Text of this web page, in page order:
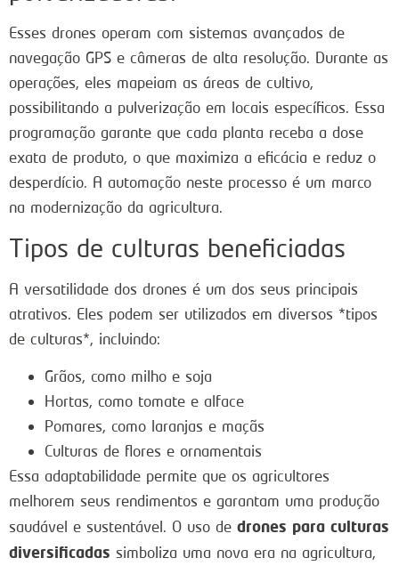
Esses drones operam com sistemas avançados de
navegação GPS e câmeras de alta resolução. Durante as
operações, eles mapeiam as áreas de cultivo,
possibilitando a pulverização em locais específicos. Essa
programação garante que cada planta receba a dose
exata de produto, o que maximiza a eficácia e reduz o
desperdício. A automação neste processo é um marco
na modernização da agricultura.
Tipos de culturas beneficiadas
A versatilidade dos drones é um dos seus principais
atrativos. Eles podem ser utilizados em diversos *tipos
de culturas*, incluindo:
Grãos, como milho e soja
Hortas, como tomate e alface
Pomares, como laranjas e maçãs
Culturas de flores e ornamentais
Essa adaptabilidade permite que os agricultores
melhorem seus rendimentos e garantam uma produção
saudável e sustentável. O uso de drones para culturas
diversificadas simboliza uma nova era na agricultura,